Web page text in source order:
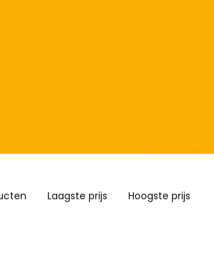
Laagste prijs Hoogste prijs